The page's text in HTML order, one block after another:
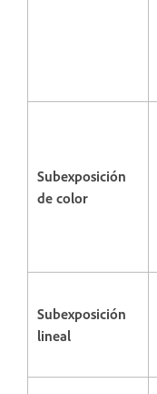
Subexposición
de color
Subexposición
lineal